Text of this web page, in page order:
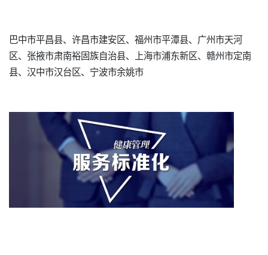
巴中市平昌县、许昌市建安区、福州市平潭县、广州市天河
区、张掖市肃南裕固族自治县、上海市浦东新区、赣州市定南
县、汉中市汉台区、宁波市余姚市